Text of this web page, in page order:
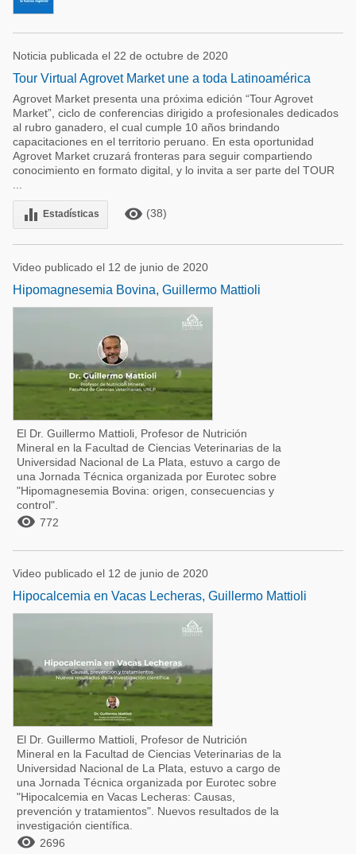
Noticia publicada el 22 de octubre de 2020
Tour Virtual Agrovet Market une a toda Latinoamérica
Agrovet Market presenta una próxima edición “Tour Agrovet
Market”, ciclo de conferencias dirigido a profesionales dedicados
al rubro ganadero, el cual cumple 10 años brindando
capacitaciones en el territorio peruano. En esta oportunidad
Agrovet Market cruzará fronteras para seguir compartiendo
conocimiento en formato digital, y lo invita a ser parte del TOUR
equalizer Estadísticas remove_red_eye (38)
Video publicado el 12 de junio de 2020
Hipomagnesemia Bovina, Guillermo Mattioli
El Dr. Guillermo Mattioli, Profesor de Nutrición
Mineral en la Facultad de Ciencias Veterinarias de la
Universidad Nacional de La Plata, estuvo a cargo de
una Jornada Técnica organizada por Eurotec sobre
"Hipomagnesemia Bovina: origen, consecuencias y
control".
 772
Video publicado el 12 de junio de 2020
Hipocalcemia en Vacas Lecheras, Guillermo Mattioli
El Dr. Guillermo Mattioli, Profesor de Nutrición
Mineral en la Facultad de Ciencias Veterinarias de la
Universidad Nacional de La Plata, estuvo a cargo de
una Jornada Técnica organizada por Eurotec sobre
"Hipocalcemia en Vacas Lecheras: Causas,
prevención y tratamientos". Nuevos resultados de la
investigación científica.
 2696